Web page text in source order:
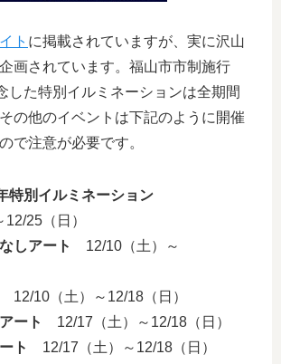
ト に掲載されていますが、実に沢山
画されています。福山市市制施行
した特別イルミネーションは全期間
の他のイベントは下記のように開催
で注意が必要です。
特別イルミネーション
25（日）
しアート
12/10（土）～
12/10（土）～12/18（日）
ート
12/17（土）～12/18（日）
ト
12/17（土）～12/18（日）